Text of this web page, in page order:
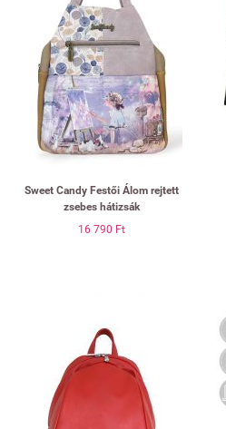
Sweet Candy Festői Álom rejtett
zsebes hátizsák
16 790 Ft